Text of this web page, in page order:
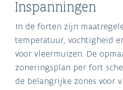
Inspanningen
In de forten zijn
temperatuur, vochtigheid
voor vleermuizen. De
zoneringsplan per fort
de belangrijke zones voor